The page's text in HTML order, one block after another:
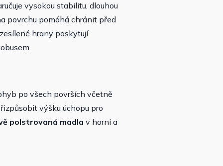
vysokou stabilitu, dlouhou
povrchu pomáhá chránit před
hrany poskytují
po všech površích včetně
výšku úchopu pro
polstrovaná madla v horní a